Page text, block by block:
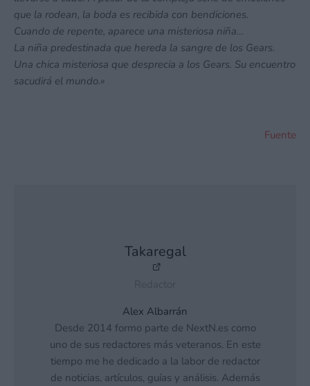
que la rodean, la boda es recibida con bendiciones.
Cuando de repente, aparece una misteriosa niña…
La niña predestinada que hereda la sangre de los Gears.
Una chica misteriosa que desprecia a los Gears. Su encuentro
sacudirá el mundo.»
Fuente
Takaregal
Alex Albarrán
Desde 2014 formo parte de NextN.es como
uno de sus redactores más veteranos. En este
tiempo me he dedicado a la labor de redactor
de noticias, artículos, guías y análisis. Además